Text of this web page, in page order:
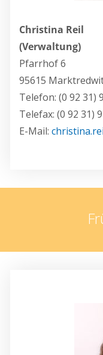
Christina Reil
(Verwaltung)
Pfarrhof 6
95615
Telefon: (0 92 31)
Telefax: (0 92 31)
E-Mail: